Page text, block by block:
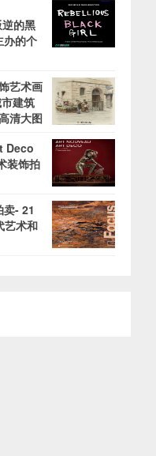
的黑
办的个
艺术画
建筑
清大图
Deco
装饰拍
卖- 21
艺术和